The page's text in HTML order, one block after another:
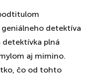
geniálneho detektíva
detektívka plná
aj mimino.
čo od tohto